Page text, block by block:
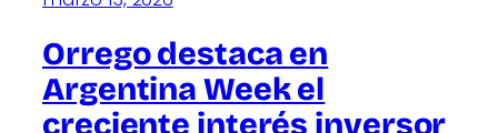
Orrego destaca en
Argentina Week el
creciente interés inversor